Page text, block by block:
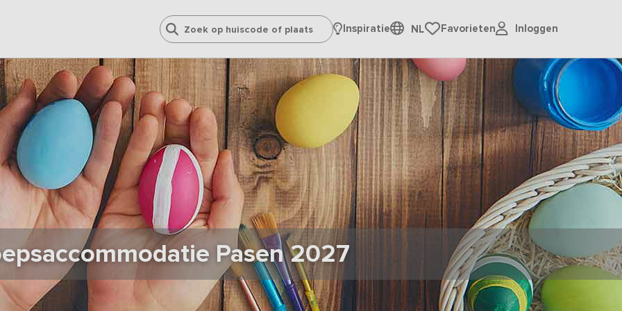
Inspiratie NL Favorieten Inloggen
Pasen 2027